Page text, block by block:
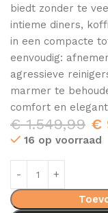
biedt zonder te
intieme diners,
in een compacte
eenvoudig:
agressieve
marmer te
comfort en
€1.549,99 €
16 op voorraad